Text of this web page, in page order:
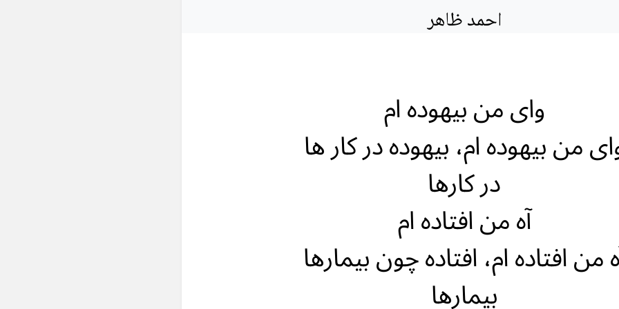
احمد ظاهر
وای من بیهوده ام
من بیهوده ام، بیهوده در کار ها
در کارها
آه من افتاده ام
من افتاده ام، افتاده چون بیمارها
بیمارها